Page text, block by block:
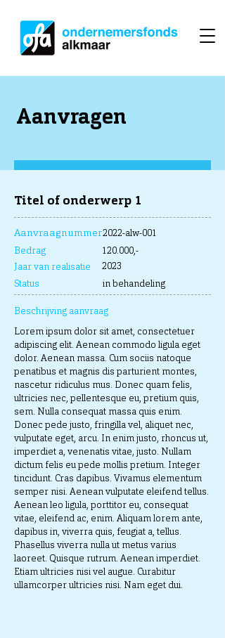
Aanvragen
Titel of onderwerp 1
Aanvraagnummer
Bedrag
Jaar van realisatie
Status
2022-alw-001
120.000,-
2023
in behandeling
Beschrijving aanvraag
Lorem ipsum dolor sit amet, consectetuer
adipiscing elit. Aenean commodo ligula eget
dolor. Aenean massa. Cum sociis natoque
penatibus et magnis dis parturient montes,
nascetur ridiculus mus. Donec quam felis,
ultricies nec, pellentesque eu, pretium quis,
sem. Nulla consequat massa quis enim.
Donec pede justo, fringilla vel, aliquet nec,
vulputate eget, arcu. In enim justo, rhoncus ut,
imperdiet a, venenatis vitae, justo. Nullam
dictum felis eu pede mollis pretium. Integer
tincidunt. Cras dapibus. Vivamus elementum
semper nisi. Aenean vulputate eleifend tellus.
Aenean leo ligula, porttitor eu, consequat
vitae, eleifend ac, enim. Aliquam lorem ante,
dapibus in, viverra quis, feugiat a, tellus.
Phasellus viverra nulla ut metus varius
laoreet. Quisque rutrum. Aenean imperdiet.
Etiam ultricies nisi vel augue. Curabitur
ullamcorper ultricies nisi. Nam eget dui.